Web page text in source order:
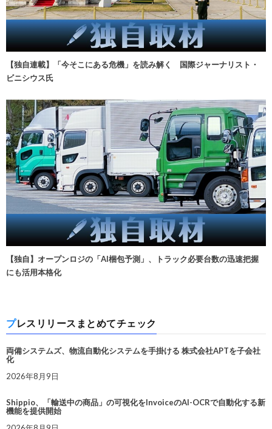
【独自連載】「今そこにある危機」を読み解く 国際ジャーナリスト・
ビニシウス氏
【独自】オープンロジの「AI梱包予測」、トラック必要台数の迅速把握
にも活用本格化
プレスリリースまとめてチェック
両備システムズ、物流自動化システムを手掛ける 株式会社APTを子会社
化
2026年8月9日
Shippio、「輸送中の商品」の可視化をInvoiceのAI-OCRで自動化する新
機能を提供開始